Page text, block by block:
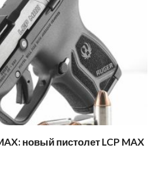
новый пистолет LCP MAX